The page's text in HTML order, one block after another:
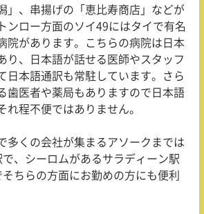
」、串揚げの「恵比寿商店」などが
ンロー方面のソイ49にはタイで有名
院があります。こちらの病院は日本
り、日本語が話せる医師やスタッフ
日本語通訳も常駐しています。さら
歯医者や薬局もありますので日本語
れ程不便ではありません。
多くの会社が集まるアソークまでは
で、シーロムがあるサラディーン駅
ちらの方面にお勤めの方にも便利